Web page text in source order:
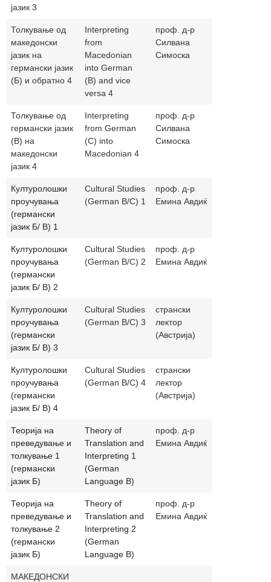
јазик 3
Толкување од
македонски
јазик на
германски јазик
(Б) и обратно 4
Interpreting
from
Macedonian
into German
(B) and vice
versa 4
проф. д-р
Силвана
Симоска
Толкување од
германски јазик
(В) на
македонски
јазик 4
Interpreting
from German
(C) into
Macedonian 4
проф. д-р
Силвана
Симоска
Културолошки
проучувања
(германски
јазик Б/ В) 1
Cultural Studies
(German B/C) 1
проф. д-р
Емина Авдиќ
Културолошки
проучувања
(германски
јазик Б/ В) 2
Cultural Studies
(German B/C) 2
проф. д-р
Емина Авдиќ
Културолошки
проучувања
(германски
јазик Б/ В) 3
Cultural Studies
(German B/C) 3
странски
лектор
(Австрија)
Културолошки
проучувања
(германски
јазик Б/ В) 4
Cultural Studies
(German B/C) 4
странски
лектор
(Австрија)
Теорија на
преведување и
толкување 1
(германски
јазик Б)
Theory of
Translation and
Interpreting 1
(German
Language B)
проф. д-р
Емина Авдиќ
Теорија на
преведување и
толкување 2
(германски
јазик Б)
Theory of
Translation and
Interpreting 2
(German
Language B)
проф. д-р
Емина Авдиќ
МАКЕДОНСКИ